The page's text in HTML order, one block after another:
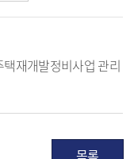
재개발정비사업 관리
목록